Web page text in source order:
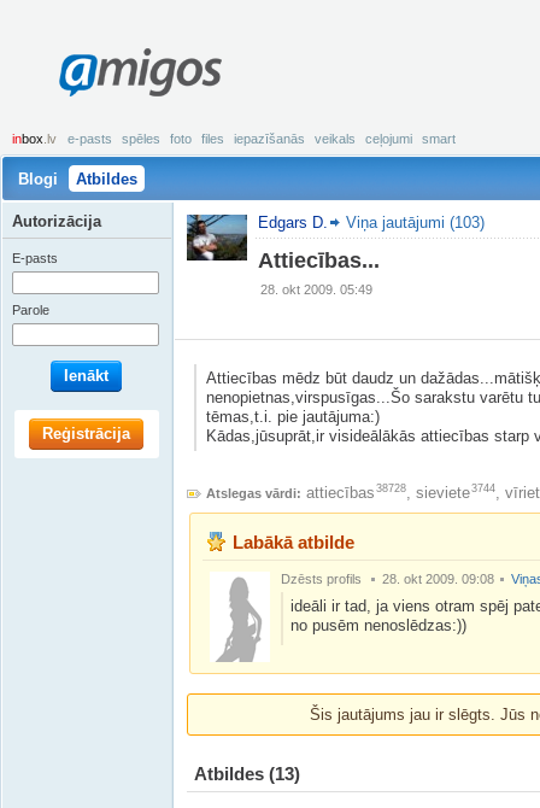
amigos
inbox .lv e-pasts spēles foto files iepazīšanās veikals ceļojumi smart
Blogi Atbildes
Edgars D. Viņa jautājumi (103)
Attiecības...
28. okt 2009. 05:49
Attiecības mēdz būt daudz un
nenopietnas,virspusīgas...Šo sarakstu varētu
tēmas,t.i. pie jautājuma:)
Kādas,jūsuprāt,ir visideālākās attiecības starp
Atslegas vārdi: attiecības 38728, sieviete3744,
Labākā atbilde
Dzēsts profils 28. okt 2009. 09:08
ideāli ir tad, ja viens otram spēj
no pusēm nenoslēdzas:))
Šis jautājums jau ir slēgts. Jūs
Atbildes (13)
Autorizācija
E-pasts
Parole
Ienākt
Reģistrācija